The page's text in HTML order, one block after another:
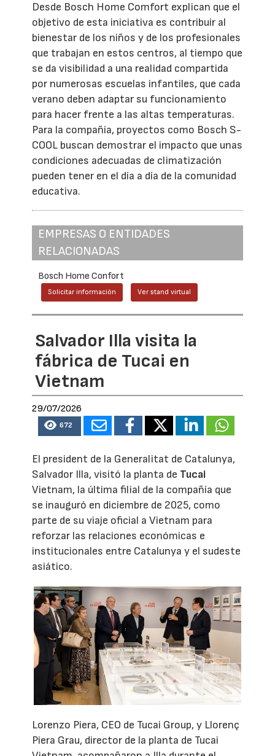
Desde Bosch Home Comfort explican que el
objetivo de esta iniciativa es contribuir al
bienestar de los niños y de los profesionales
que trabajan en estos centros, al tiempo que
se da visibilidad a una realidad compartida
por numerosas escuelas infantiles, que cada
verano deben adaptar su funcionamiento
para hacer frente a las altas temperaturas.
Para la compañía, proyectos como Bosch S-
COOL buscan demostrar el impacto que unas
condiciones adecuadas de climatización
pueden tener en el día a día de la comunidad
educativa.
EMPRESAS O ENTIDADES
RELACIONADAS
Bosch Home Confort
Solicitar información Ver stand virtual
Salvador Illa visita la
fábrica de Tucai en
Vietnam
29/07/2026
672
El president de la Generalitat de Catalunya,
Salvador Illa, visitó la planta de Tucai
Vietnam, la última filial de la compañía que
se inauguró en diciembre de 2025, como
parte de su viaje oficial a Vietnam para
reforzar las relaciones económicas e
institucionales entre Catalunya y el sudeste
asiático.
Lorenzo Piera, CEO de Tucai Group, y Llorenç
Piera Grau, director de la planta de Tucai